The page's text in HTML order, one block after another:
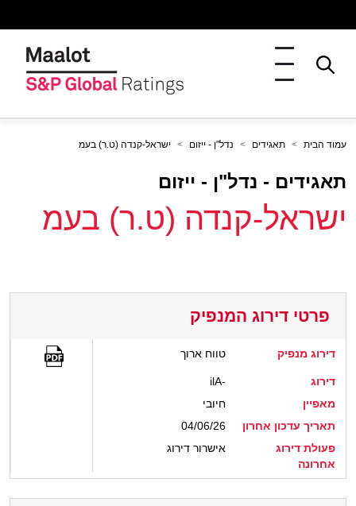
עמוד הבית תאגידים נדל"ן - ייזום ישראל-קנדה (ט.ר) בעמ
תאגידים - נדל"ן - ייזום
ישראל-קנדה (ט.ר) בעמ
פרטי דירוג המנפיק
דירוג מנפיק טווח ארוך
דירוג
ilA-
מאפיין
חיובי
תאריך עדכון אחרון
04/06/26
פעולת דירוג
אחרונה
אישרור דירוג